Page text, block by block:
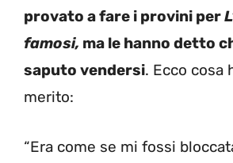
provato a fare i provini per
famosi, ma le hanno detto
saputo vendersi. Ecco cosa
merito:
“Era come se mi fossi